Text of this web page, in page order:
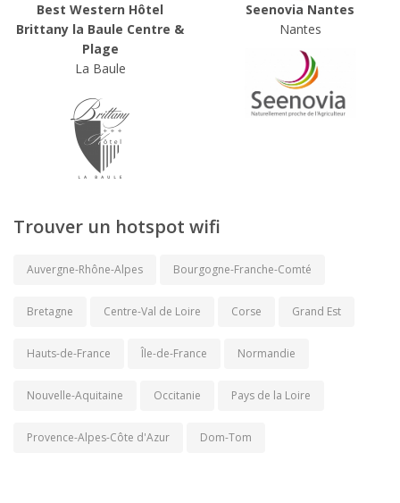
Best Western Hôtel
Brittany la Baule Centre &
Plage
La Baule
Seenovia Nantes
Nantes
Trouver un hotspot wifi
Auvergne-Rhône-Alpes Bourgogne-Franche-Comté
Bretagne Centre-Val de Loire Corse Grand Est
Hauts-de-France Île-de-France Normandie
Nouvelle-Aquitaine Occitanie Pays de la Loire
Provence-Alpes-Côte d'Azur Dom-Tom